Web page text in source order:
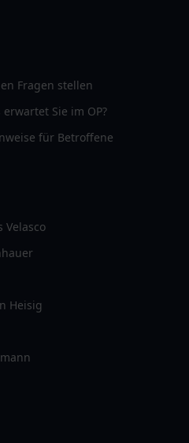
Fragen stellen
Sie im OP?
für Betroffene
Velasco
Heisig